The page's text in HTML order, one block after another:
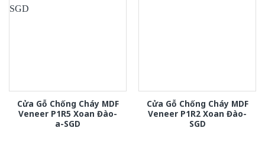
Cửa Gỗ Chống Cháy MDF
Veneer P1R5 Xoan Đào-
a-SGD
Cửa Gỗ Chống Cháy MDF
Veneer P1R2 Xoan Đào-
SGD